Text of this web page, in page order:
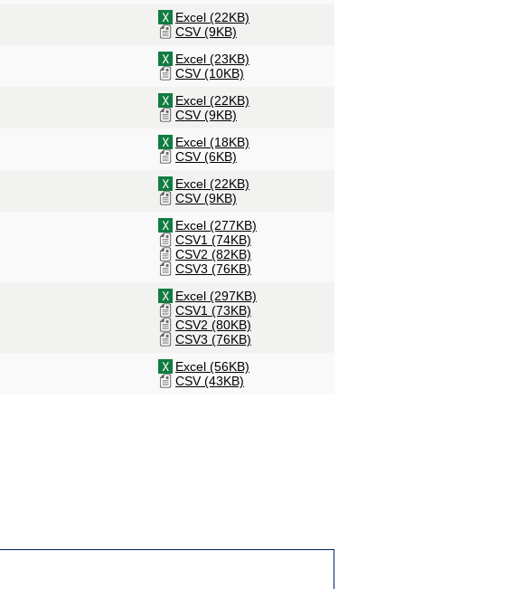
Excel (22KB)
CSV (9KB)
Excel (23KB)
CSV (10KB)
Excel (22KB)
CSV (9KB)
Excel (18KB)
CSV (6KB)
Excel (22KB)
CSV (9KB)
Excel (277KB)
CSV1 (74KB)
CSV2 (82KB)
CSV3 (76KB)
Excel (297KB)
CSV1 (73KB)
CSV2 (80KB)
CSV3 (76KB)
Excel (56KB)
CSV (43KB)